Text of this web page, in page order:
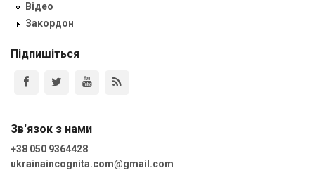
Відео
Закордон
Підпишіться
Зв'язок з нами
+38 050 9364428
ukrainaincognita.com@gmail.com